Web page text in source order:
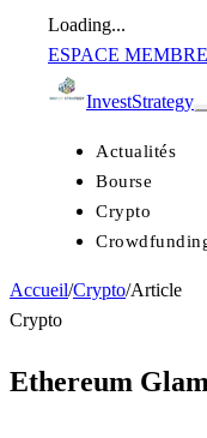
Loading...
ESPACE MEMBRE
InvestStrategy
Actualités
Bourse
Crypto
Accueil/Crypto/Article
Crypto
Ethereum